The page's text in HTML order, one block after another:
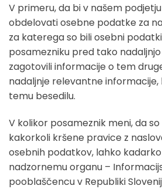
V primeru, da bi v našem
obdelovati osebne podatke za
za katerega so bili osebni
posamezniku pred tako
zagotovili informacije o tem
nadaljnje relevantne
temu besedilu.
V kolikor posameznik meni, da
kakorkoli kršene pravice z
osebnih podatkov, lahko
nadzornemu organu –
pooblaščencu v Republiki